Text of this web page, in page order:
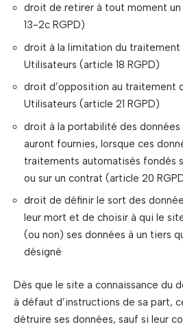
droit de retirer à tout moment
13-2c RGPD)
droit à la limitation du traitement
Utilisateurs (article 18 RGPD)
droit d’opposition au traitement
Utilisateurs (article 21 RGPD)
droit à la portabilité des données
auront fournies, lorsque ces
traitements automatisés fondés
ou sur un contrat (article 20
droit de définir le sort des
leur mort et de choisir à qui le
(ou non) ses données à un tiers
désigné
Dès que le site a connaissance du
à défaut d’instructions de sa part,
détruire ses données, sauf si leur